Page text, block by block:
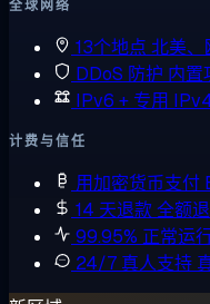
全球网络
13个地点 北美、
DDoS 防护 内置
IPv6 + 专用
计费与信任
用加密货币支付
14 天退款全额
99.95% 正常运
24/7 真人支持